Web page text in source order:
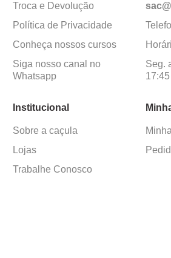
Troca e Devolução
Política de Privacidade
Conheça nossos cursos
Siga nosso canal no
Whatsapp
Seg.
Institucional
Sobre a caçula
Lojas
Trabalhe Conosco